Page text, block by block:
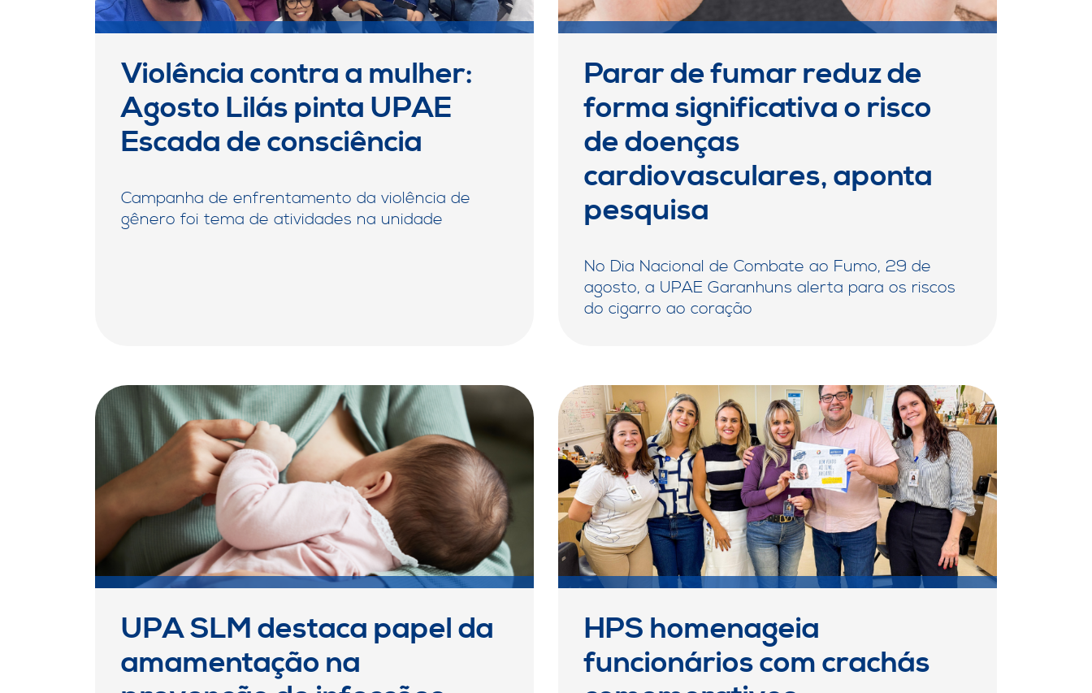
Violência contra a mulher:
Agosto Lilás pinta UPAE
Escada de consciência
Campanha de enfrentamento da violência de
gênero foi tema de atividades na unidade
Parar de fumar reduz de
forma significativa o risco
de doenças
cardiovasculares, aponta
pesquisa
No Dia Nacional de Combate ao Fumo, 29 de
agosto, a UPAE Garanhuns alerta para os riscos
do cigarro ao coração
UPA SLM destaca papel da
amamentação na
HPS homenageia
funcionários com crachás